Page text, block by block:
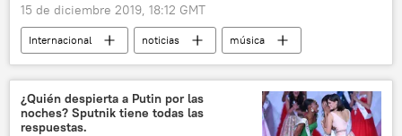
15 de diciembre 2019, 18:12 GMT
Internacional noticias
música
⚽ Deportes
política
¿Quién despierta a Putin por las
noches? Sputnik tiene todas las
respuestas.